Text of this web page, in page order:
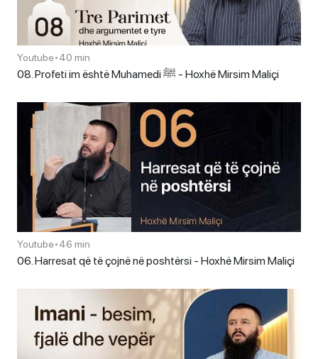
Youtube•40 min
08. Profeti im është Muhamedi ﷺ - Hoxhë Mirsim Maliçi
Youtube•46 min
06. Harresat që të çojnë në poshtërsi - Hoxhë Mirsim Maliçi